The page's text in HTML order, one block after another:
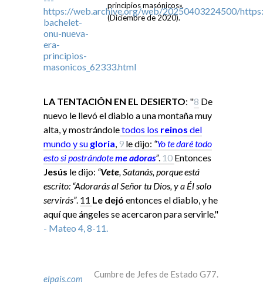
principios masónicos».
(Diciembre de 2020).
LA TENTACIÓN EN EL DESIERTO: "8 De
nuevo le llevó el diablo a una montaña muy
alta, y mostrándoletodos los reinos del
mundo y su gloria, 9 le dijo: “Yote daré todo
esto sipostrándoteme adoras”. 10 Entonces
Jesús le dijo: “Vete, Satanás, porque está
escrito: “Adorarás al Señor tu Dios, y a Él solo
servirás”. 11 Le dejó entonces el diablo, y he
aquí que ángeles se acercaron para servirle."
- Mateo 4, 8-11.
elpais.com Cumbre de Jefes de Estado G77.